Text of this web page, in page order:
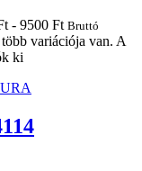
- 9500 Ft Bruttó
variációja van. A
ki